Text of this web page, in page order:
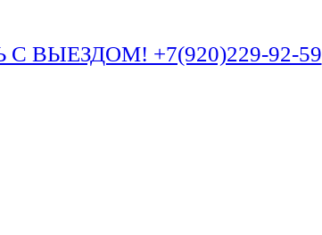
+7(920)229-92-59